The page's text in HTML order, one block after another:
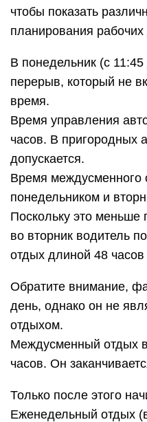
чтобы показать
планирования рабочих
В понедельник (с
перерыв, который не
время.
Время управления
часов. В пригородных
допускается.
Время междусменного
понедельником и
Поскольку это меньше
во вторник водитель
отдых длиной 48
Обратите внимание,
день, однако он не
отдыхом.
Междусменный отдых
часов. Он
Только после этого
Еженедельный отдых